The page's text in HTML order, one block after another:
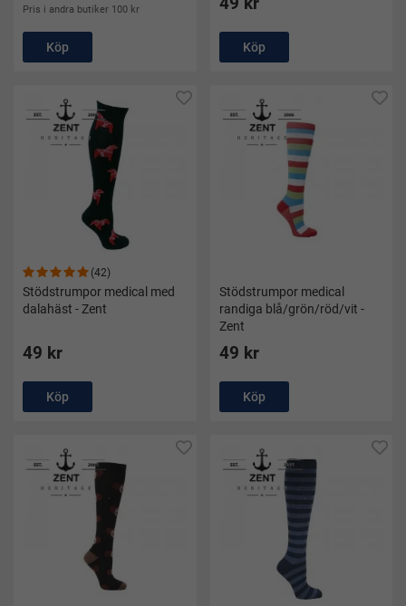
utmaningar – till rätt pris och med snabb leverans.
Pris i andra butiker 100 kr
Köp Köp
(42)
Stödstrumpor medical med
dalahäst - Zent
49 kr
Köp
Stödstrumpor medical
randiga blå/grön/röd/vit -
Zent
49 kr
Köp